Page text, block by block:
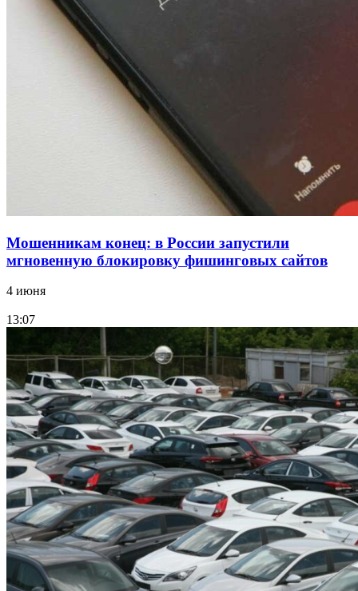
Покушение на убийство в Волгограде: девушка
напала на незнакомую женщину с ножом
Сладкий праздник в Волгограде: в Центральном
парке прошёл фестиваль „Арбузный переполох“
Мошенникам конец: в России запустили
мгновенную блокировку фишинговых сайтов
4 июня
13:07